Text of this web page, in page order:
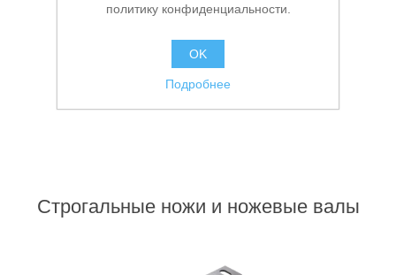
Строгальные ножи и ножевые валы
политику конфиденциальности.
OK
Подробнее